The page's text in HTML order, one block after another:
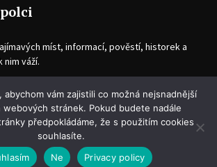
míst, informací, pověstí, historek a
váží.
abychom vám zajistili co možná nejsnadnější
webových stránek. Pokud budete nadále
předpokládáme, že s použitím cookies
souhlasíte.
Ne Privacy policy